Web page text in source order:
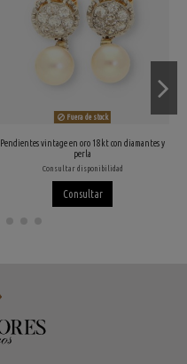
Fuera de stock
Pendientes vintage en oro 18kt con diamantes y
perla
Consultar disponibilidad
Consultar